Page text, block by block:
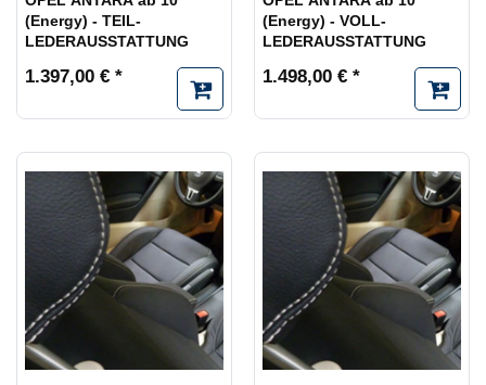
(Energy) - TEIL-
LEDERAUSSTATTUNG
1.397,00 € *
(Energy) - VOLL-
LEDERAUSSTATTUNG
1.498,00 € *